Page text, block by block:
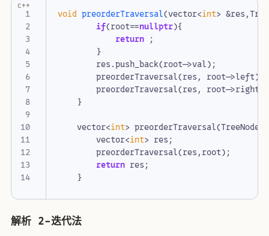
1
2
4
5
6
7
8
9
10
11
12
14
void preorderTraversal(vector<int> &res,
if(root==nullptr){
return ;
}
res.push_back(root->val);
preorderTraversal(res, root->left);
preorderTraversal(res, root->right
}
vector<int> preorderTraversal(TreeNode
vector<int> res;
preorderTraversal(res,root);
return res;
}
c++
解析 2-迭代法